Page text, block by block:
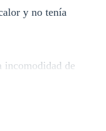
y no tenía
incomodidad de